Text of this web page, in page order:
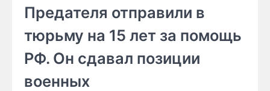
Предателя отправили в
тюрьму на 15 лет за помощь
РФ. Он сдавал позиции
военных